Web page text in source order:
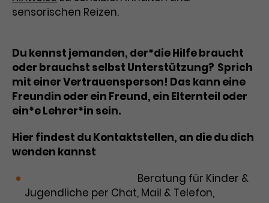
Name _gat_UA-63561367-1
Anbieter Google Analytics
Laufzeit 1 Minute
Das ist ein von Google Analytics
gesetztes Cookie. Bestimmte
Daten werden nur maximal einmal
gesendet. Solange es gesetzt ist,
werden bestimmte
Anbieter Google / DoubleClick
Laufzeit 3 Monate
Dieses Cookie wird verwendet, um
Nutzerinteraktionen mit
Remarketing-Funktionen
bereitzustellen.
sensorischen Reizen.
Du kennst jemanden, der*die Hilfe braucht
oder brauchst selbst Unterstützung? Sprich
mit einer Vertrauensperson! Das kann eine
Freundin oder ein Freund, ein Elternteil oder
ein*e Lehrer*in sein.
Hier findest du Kontaktstellen, an die du dich
wenden kannst
Beratung für Kinder &
Jugendliche per Chat, Mail & Telefon,